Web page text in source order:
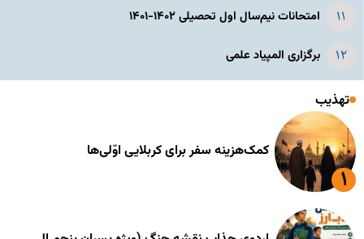
امتحانات نیم‌سال اول تحصیلی ۱۴۰۲-۱۴۰۱
برگزاری المپیاد علمی
تهذیب
کمک‌هزینه سفر برای کربلایی اوّلی‌ها